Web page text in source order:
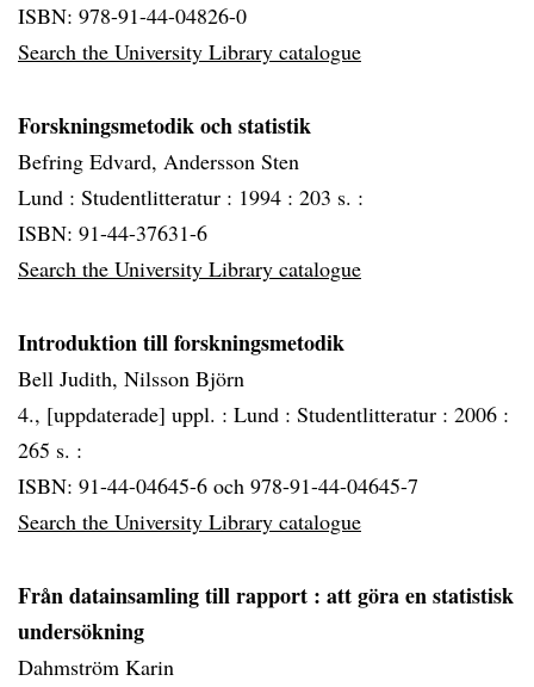
ISBN: 978-91-44-04826-0
Search the University Library catalogue
Forskningsmetodik och statistik
Befring Edvard, Andersson Sten
Lund : Studentlitteratur : 1994 : 203 s. :
ISBN: 91-44-37631-6
Search the University Library catalogue
Introduktion till forskningsmetodik
Bell Judith, Nilsson Björn
4., [uppdaterade] uppl. : Lund : Studentlitteratur : 2006 :
265 s. :
ISBN: 91-44-04645-6 och 978-91-44-04645-7
Search the University Library catalogue
Från datainsamling till rapport : att göra en statistisk
undersökning
Dahmström Karin